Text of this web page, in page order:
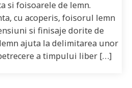
si foisoarele de lemn.
cu acoperis, foisorul lemn
si finisaje dorite de
ajuta la delimitarea unor
a timpului liber […]